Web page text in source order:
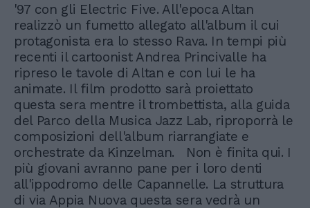
'97 con gli Electric Five. All'epoca Altan
realizzò un fumetto allegato all'album il cui
protagonista era lo stesso Rava. In tempi più
recenti il cartoonist Andrea Princivalle ha
ripreso le tavole di Altan e con lui le ha
animate. Il film prodotto sarà proiettato
questa sera mentre il trombettista, alla guida
del Parco della Musica Jazz Lab, riproporrà le
composizioni dell'album riarrangiate e
orchestrate da Kinzelman. Non è finita qui. I
più giovani avranno pane per i loro denti
all'ippodromo delle Capannelle. La struttura
di via Appia Nuova questa sera vedrà un